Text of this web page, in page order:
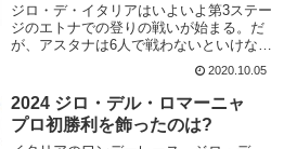
ジロ・デ・イタリアはいよいよ第3ステー
ジのエトナでの登りの戦いが始まる。だ
が、アスタナは6人で戦わないといけな
い。なんと第2ステージでアレクサンド
ル・ウラソフがリタイヤしてしまったの
だ。次々にアスタナを襲う悲劇、エース
のヤコブ・フルサンを守...
2020.10.05
2024 ジロ・デル・ロマーニャ
プロ初勝利を飾ったのは?